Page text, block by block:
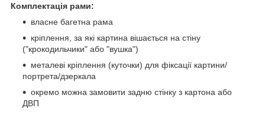
Комплектація рами:
власне багетна рама
кріплення, за які картина вішається на стіну
("крокодильчики" або "вушка")
металеві кріплення (куточки) для фіксації картини/
портрета/дзеркала
окремо можна замовити задню стінку з картона або
ДВП